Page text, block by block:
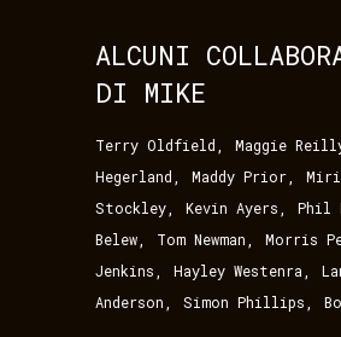
ALCUNI
DI MIKE
Terry Oldfield, Maggie
Hegerland, Maddy Prior,
Stockley, Kevin Ayers, Phil
Belew, Tom Newman, Morris
Jenkins, Hayley Westenra,
Anderson, Simon Phillips,